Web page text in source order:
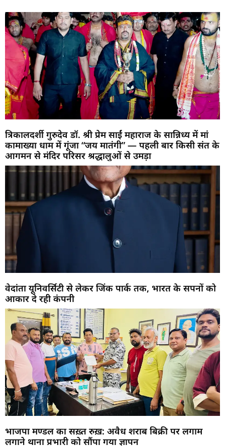
त्रिकालदर्शी गुरुदेव डॉ. श्री प्रेम साईं महाराज के सान्निध्य में मां
कामाख्या धाम में गूंजा “जय मातंगी” — पहली बार किसी संत के
आगमन से मंदिर परिसर श्रद्धालुओं से उमड़ा
वेदांता यूनिवर्सिटी से लेकर जिंक पार्क तक, भारत के सपनों को
आकार दे रही कंपनी
भाजपा मण्डल का सख़्त रुख़: अवैध शराब बिक्री पर लगाम
लगाने थाना प्रभारी को सौंपा गया ज्ञापन